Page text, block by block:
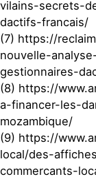
vilains-secrets-
dactifs-francais/
(7) https://
nouvelle-
gestionnaires-
(8) https://
a-financer-les-
mozambique/
(9) https://
local/des-
commercants-